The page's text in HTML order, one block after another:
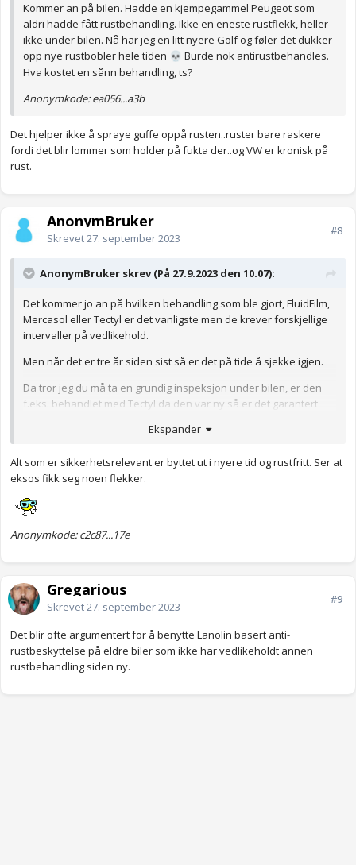
Kommer an på bilen. Hadde en kjempegammel Peugeot som
aldri hadde fått rustbehandling. Ikke en eneste rustflekk, heller
ikke under bilen. Nå har jeg en litt nyere Golf og føler det dukker
opp nye rustbobler hele tiden 💀 Burde nok antirustbehandles.
Hva kostet en sånn behandling, ts?
Anonymkode: ea056...a3b
Det hjelper ikke å spraye guffe oppå rusten..ruster bare raskere
fordi det blir lommer som holder på fukta der..og VW er kronisk på
rust.
AnonymBruker
Skrevet27. september 2023
#8
AnonymBruker skrev (På 27.9.2023 den 10.07):
Det kommer jo an på hvilken behandling som ble gjort, FluidFilm,
Mercasol eller Tectyl er det vanligste men de krever forskjellige
intervaller på vedlikehold.
Men når det er tre år siden sist så er det på tide å sjekke igjen.
Da tror jeg du må ta en grundig inspeksjon under bilen, er den
f.eks. behandlet med Tectyl da den var ny så er det garantert
behandlet så må understellet vaskes veldig ofte når man kjører i
saltsuppa.
Anonymkode: 0ca8a...1d9
Ekspander
Alt som er sikkerhetsrelevant er byttet ut i nyere tid og rustfritt. Ser at
eksos fikk seg noen flekker.
Anonymkode: c2c87...17e
Gregarious
Skrevet27. september 2023
#9
Det blir ofte argumentert for å benytte Lanolin basert anti-
rustbeskyttelse på eldre biler som ikke har vedlikeholdt annen
rustbehandling siden ny.